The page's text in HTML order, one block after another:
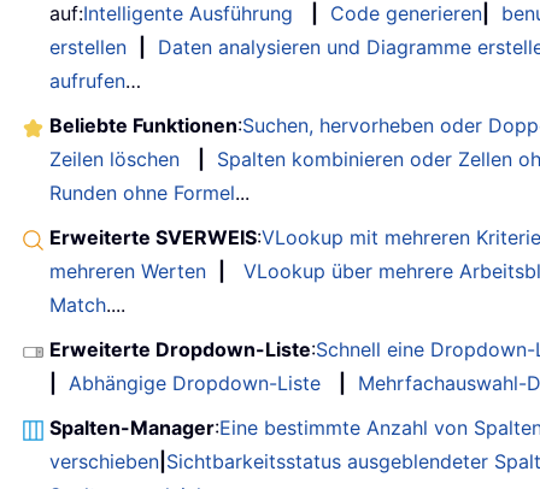
auf:Intelligente Ausführung Code generieren
erstellen
Daten analysieren und Diagramme
aufrufen…
Beliebte Funktionen:Suchen, hervorheben oder
Zeilen löschen
Spalten kombinieren oder Zellen
Runden ohne Formel...
Erweiterte SVERWEIS:VLookup mit mehreren
mehreren Werten
VLookup über mehrere
Match....
Erweiterte Dropdown-Liste:Schnell eine
Abhängige Dropdown-Liste
Mehrfachauswahl-
Spalten-Manager:Eine bestimmte Anzahl von
verschieben Sichtbarkeitsstatus ausgeblendeter